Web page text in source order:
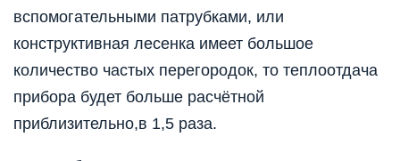
вспомогательными патрубками, или
конструктивная лесенка имеет большое
количество частых перегородок, то теплоотдача
прибора будет больше расчётной
приблизительно,в 1,5 раза.